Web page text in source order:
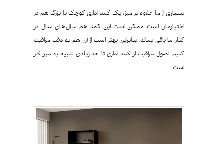
بسیاری از ما علاوه بر میز، یک کمد اداری کوچک یا بزرگ هم در
اختیارمان است. ممکن است این کمد هم سال‌های سال در
کنار ما باقی بماند. بنابراین بهتر است از آن هم به دقت مراقبت
کنیم. اصول مراقبت از کمد اداری تا حد زیادی شبیه به میز کار
است.